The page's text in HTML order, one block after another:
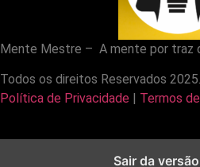
Mente Mestre – A mente por traz
Todos os direitos Reservados 2025.
Política de Privacidade
Termos
Sair da